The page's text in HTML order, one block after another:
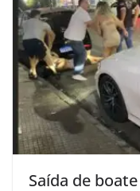
Saída de